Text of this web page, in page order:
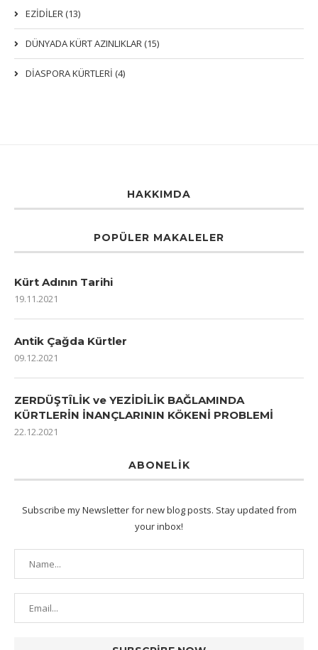
EZIDILER (13)
DÜNYADA KÜRT AZINLIKLAR (15)
DİASPORA KÜRTLERİ (4)
HAKKIMDA
POPÜLER MAKALELER
Kürt Adının Tarihi
19.11.2021
Antik Çağda Kürtler
09.12.2021
ZERDÜŞTÎLİK ve YEZİDİLİK BAĞLAMINDA
KÜRTLERİN İNANÇLARININ KÖKENİ PROBLEMİ
22.12.2021
ABONELIK
Subscribe my Newsletter for new blog posts. Stay updated from
your inbox!